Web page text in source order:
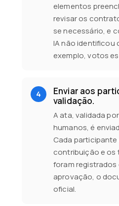
elementos
revisar os
se necessário, e
IA não identificou
exemplo, votos
Enviar aos
validação.
A ata, validada
humanos, é
Cada
contribuição e os
foram
aprovação, o
oficial.